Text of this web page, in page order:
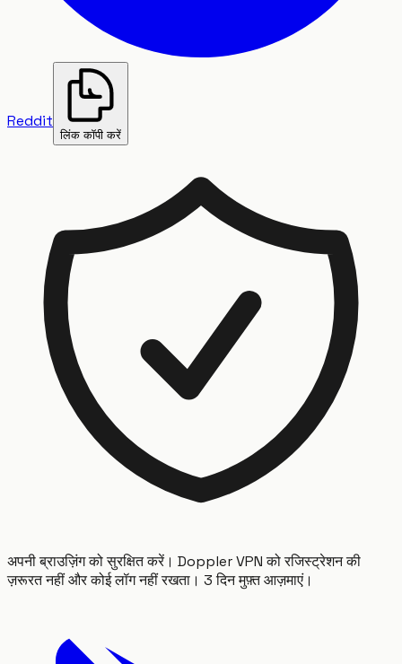
Reddit
लिंक कॉपी करें
अपनी ब्राउज़िंग को सुरक्षित करें। Doppler VPN को रजिस्ट्रेशन की
ज़रूरत नहीं और कोई लॉग नहीं रखता। 3 दिन मुफ़्त आज़माएं।